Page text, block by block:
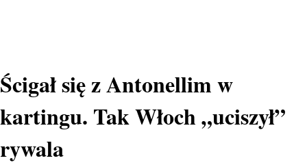
Ścigał się z Antonellim w
kartingu. Tak Włoch „uciszył”
rywala